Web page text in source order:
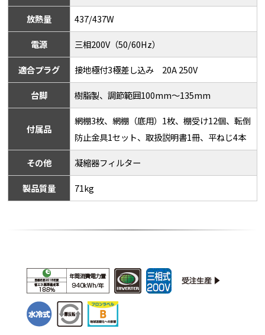
放熱量 437/437W
電源 三相200V（50/60Hz）
適合プラグ 接地極付3極差し込み 20A 250V
台脚 樹脂製、調節範囲100mm～135mm
付属品
網棚3枚、網棚（底用）1枚、棚受け12個、転倒
防止金具1セット、取扱説明書1冊、平ねじ4本
その他 凝縮器フィルター
製品質量 71kg